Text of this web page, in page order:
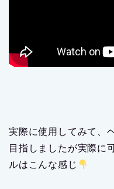
実際に使用してみて、
目指しましたが実際に
ルはこんな感じ